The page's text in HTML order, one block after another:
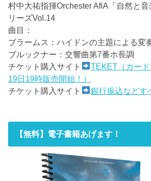
村中大祐指揮Orchester AfiA「自然と
リーズVol.14
曲目：
ブラームス：ハイドンの主題による変
ブルックナー：交響曲第7番ホ長調
チケット購入サイト
TEKET（カー
19日19時販売開始！）
チケット購入サイト
銀行振込などす
【無料】電子書籍あげます！